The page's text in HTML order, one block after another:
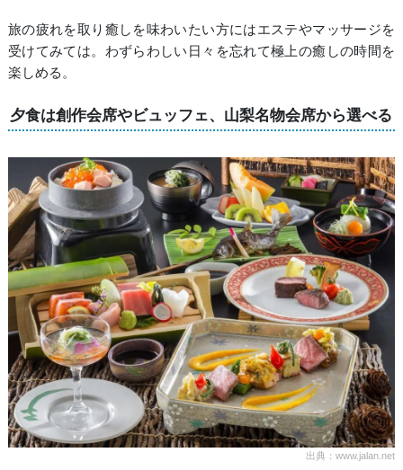
旅の疲れを取り癒しを味わいたい方にはエステやマッサージを
受けてみては。わずらわしい日々を忘れて極上の癒しの時間を
楽しめる。
夕食は創作会席やビュッフェ、山梨名物会席から選べる
出典：www.jalan.net